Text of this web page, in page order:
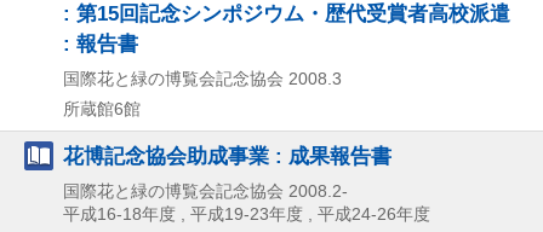
: 第15回記念シンポジウム・歴代受賞者高校派遣
: 報告書
国際花と緑の博覧会記念協会 2008.3
所蔵館6館
花博記念協会助成事業 : 成果報告書
国際花と緑の博覧会記念協会 2008.2-
平成16-18年度 , 平成19-23年度 , 平成24-26年度